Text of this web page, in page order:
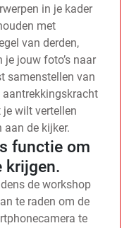
in je kader
met
van derden,
jouw foto’s naar
samenstellen van
aantrekkingskracht
wilt vertellen
aan de kijker.
functie om
krijgen.
de workshop
te raden om de
te